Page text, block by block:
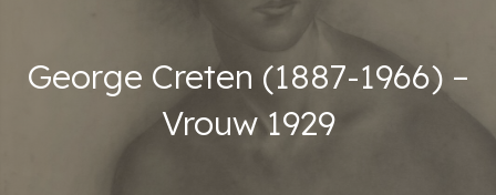
George Creten (1887-1966) –
Vrouw 1929